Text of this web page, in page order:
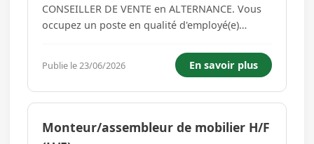
CONSEILLER DE VENTE en ALTERNANCE. Vous
occupez un poste en qualité d'employé(e)
Mettre en valeur les produits du magasin afin
d'atteindre les objectifs de vente....
Publie le 23/06/2026 En savoir plus
Monteur/assembleur de mobilier H/F